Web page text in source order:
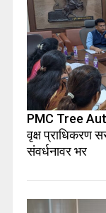
PMC Tree
वृक्ष प्राधिकरण
संवर्धनावर भर